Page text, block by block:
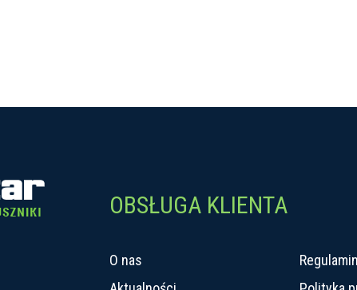
OBSŁUGA KLIENTA
O nas